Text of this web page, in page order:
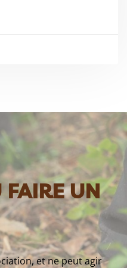
FAIRE UN
et ne peut agir